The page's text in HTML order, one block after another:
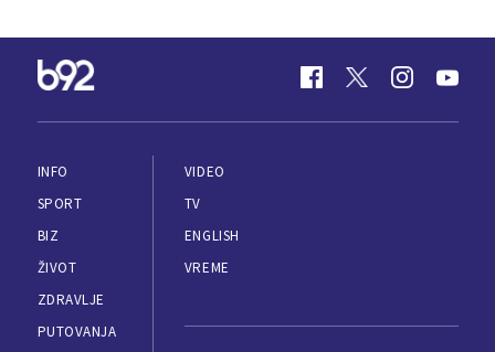
INFO
SPORT
BIZ
ŽIVOT
ZDRAVLJE
PUTOVANJA
VIDEO
TV
ENGLISH
VREME